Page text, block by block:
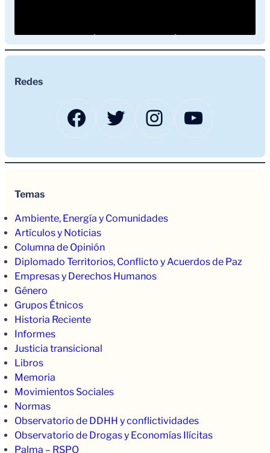
Redes
Facebook
TwitterInstagram
Temas
Ambiente, Energía y Comunidades
Artículos y Noticias
Columna de Opinión
Diplomado Territorios, Conflicto y Acuerdos de Paz
Empresas y Derechos Humanos
Género
Grupos Étnicos
Historia Reciente
Informes
Justicia transicional
Libros
Memoria
Movimientos Sociales
Normas
Observatorio de DDHH y conflictividades
Observatorio de Drogas y Economías Ilícitas
Palma – RSPO